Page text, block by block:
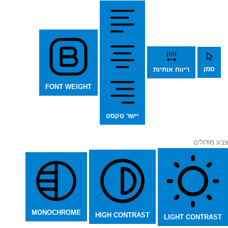
סמן ריווח אותיות
יישר טקסט
FONT WEIGHT
צבע מודולים
LIGHT CONTRAST
HIGH CONTRAST
MONOCHROME